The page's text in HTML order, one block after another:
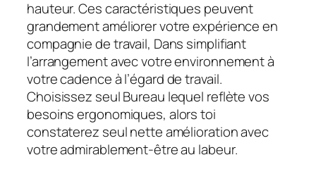
hauteur. Ces caractéristiques peuvent
grandement améliorer votre expérience en
compagnie de travail, Dans simplifiant
l’arrangement avec votre environnement à
votre cadence à l’égard de travail.
Choisissez seul Bureau lequel reflète vos
besoins ergonomiques, alors toi
constaterez seul nette amélioration avec
votre admirablement-être au labeur.